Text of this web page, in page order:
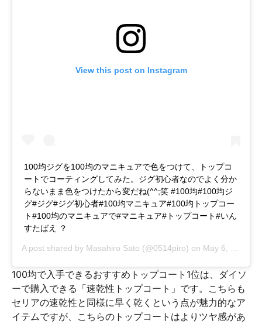
View this post on Instagram
100均ジグを100均のマニキュアで色をつけて、トップコ
ートでコーティングしてみた。ジグ初心者なのでよく分か
らないまま色をつけたから変だね(^^;笑 #100均#100均ジ
グ#ジグ#ジグ初心者#100均マニキュア#100均トップコー
ト#100均のマニキュアで#マニキュア#トップコート#いん
すたばえ ？
A post shared by Masahiro Sato (@0514piro) on May 6, 2018 at 11:55pm PDT
100均で入手できるおすすめトップコート1位は、ダイソ
ーで購入できる「速乾性トップコート」です。こちらも
セリアの速乾性と同様に早く乾くという点が魅力的なア
イテムですが、こちらのトップコートはよりツヤ感があ